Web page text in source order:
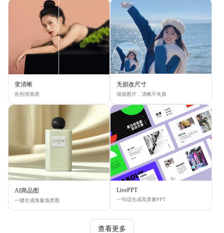
变清晰
告别渣画质
无损改尺寸
缩放图片，清晰不失真
AI商品图
一键生成海量场景图
LivePPT
一句话生成高质量PPT
查看更多